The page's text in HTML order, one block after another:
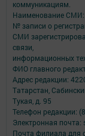
коммуникациям.
Наименование СМИ:
№ записи о
СМИ
связи,
информационных
ФИО главного
Адрес редакции:
Татарстан,
Тукая, д. 95
Телефон редакции:
Электронная почта:
Почта филиала для